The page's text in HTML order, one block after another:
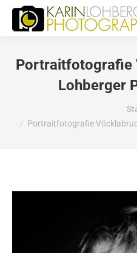
Portraitfotografie
Lohberger
Portraitfotografie